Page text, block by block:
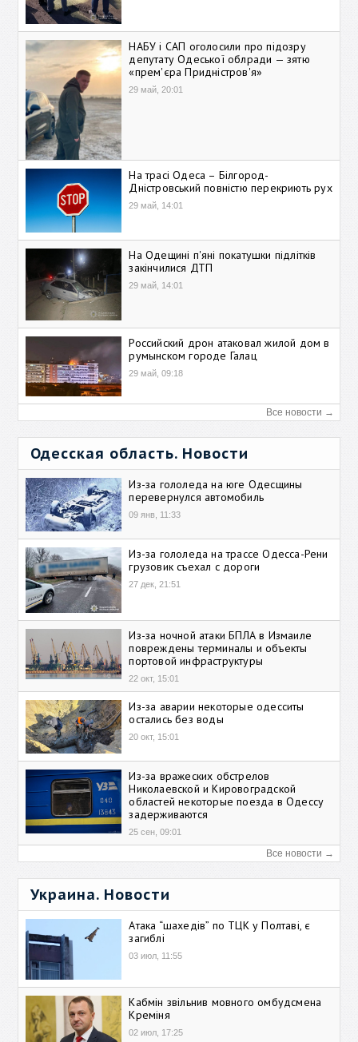
НАБУ і САП оголосили про підозру
депутату Одеської облради — зятю
«прем'єра Придністров'я»
29 май, 20:01
На трасі Одеса – Білгород-
Дністровський повністю перекриють рух
29 май, 14:01
На Одещині п'яні покатушки підлітків
закінчилися ДТП
29 май, 14:01
Российский дрон атаковал жилой дом в
румынском городе Галац
29 май, 09:18
Все новости →
Одесская область. Новости
Из-за гололеда на юге Одесщины
перевернулся автомобиль
09 янв, 11:33
Из-за гололеда на трассе Одесса-Рени
грузовик съехал с дороги
27 дек, 21:51
Из-за ночной атаки БПЛА в Измаиле
повреждены терминалы и объекты
портовой инфраструктуры
22 окт, 15:01
Из-за аварии некоторые одесситы
остались без воды
20 окт, 15:01
Из-за вражеских обстрелов
Николаевской и Кировоградской
областей некоторые поезда в Одессу
задерживаются
25 сен, 09:01
Все новости →
Украина. Новости
Атака “шахедів” по ТЦК у Полтаві, є
загиблі
03 июл, 11:55
Кабмін звільнив мовного омбудсмена
Креміня
02 июл, 17:25